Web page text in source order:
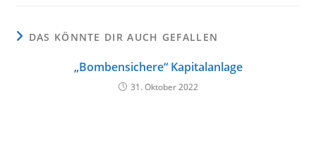
DAS KÖNNTE DIR AUCH GEFALLEN
„Bombensichere“ Kapitalanlage
31. Oktober 2022